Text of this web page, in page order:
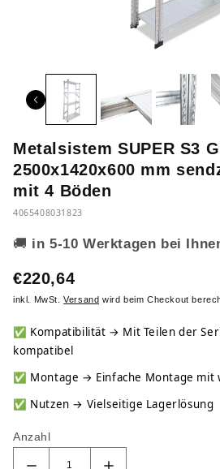
Metalsistem SUPER S3
2500x1420x600 mm
mit 4 Böden
4065408031823
🚚 in 5-10 Werktagen bei
€220,64
inkl. MwSt.Versand wird beim Checkout
✅ Kompatibilität → Mit Teilen der
kompatibel
✅ Montage → Einfache Montage mit
✅ Nutzen → Vielseitige Lagerlösung
Anzahl